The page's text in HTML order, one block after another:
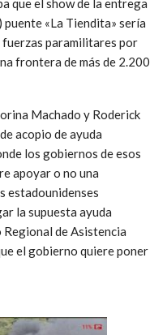
puente «La Tiendita» sería
paramilitares por
frontera de más de 2.200
Machado y Roderick
acopio de ayuda
los gobiernos de esos
apoyar o no una
estadounidenses
la supuesta ayuda
de Asistencia
el gobierno quiere poner